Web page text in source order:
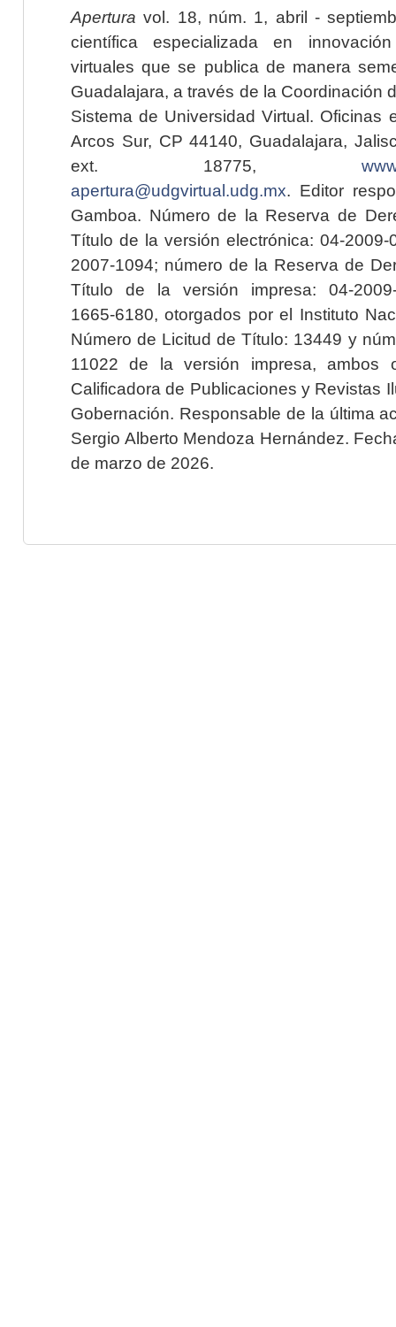
Apertura vol. 18, núm. 1, abril -
científica especializada en
virtuales que se publica de manera
Guadalajara, a través de la Coordinación
Sistema de Universidad Virtual. Oficinas
Arcos Sur, CP 44140, Guadalajara,
ext. 18775,
apertura@udgvirtual.udg.mx. Editor
Gamboa. Número de la Reserva de
Título de la versión electrónica: 04-2009-
2007-1094; número de la Reserva de
Título de la versión impresa: 04-2009-
1665-6180, otorgados por el Instituto
Número de Licitud de Título: 13449 y
11022 de la versión impresa, ambos
Calificadora de Publicaciones y Revistas
Gobernación. Responsable de la última
Sergio Alberto Mendoza Hernández.
de marzo de 2026.